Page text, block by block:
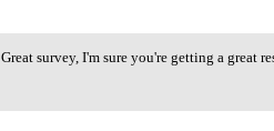
Great survey, I'm sure you're
Great survey, I'm sure you're getting a great